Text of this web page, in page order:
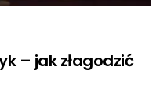
– jak złagodzić